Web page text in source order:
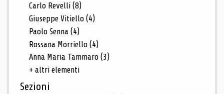
Carlo Revelli(8)
Giuseppe Vitiello(4)
Paolo Senna(4)
Rossana Morriello(4)
Anna Maria Tammaro(3)
+ altri elementi
Sezioni